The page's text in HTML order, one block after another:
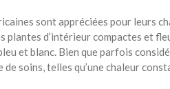
sont appréciées pour leurs
plantes d’intérieur compactes et
et blanc. Bien que parfois
soins, telles qu’une chaleur